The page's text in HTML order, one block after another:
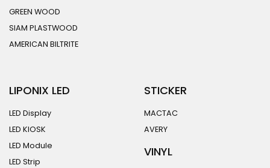
GREEN WOOD
SIAM PLASTWOOD
AMERICAN BILTRITE
LIPONIX LED
LED Display
LED KIOSK
LED Module
LED Strip
STICKER
MACTAC
AVERY
VINYL